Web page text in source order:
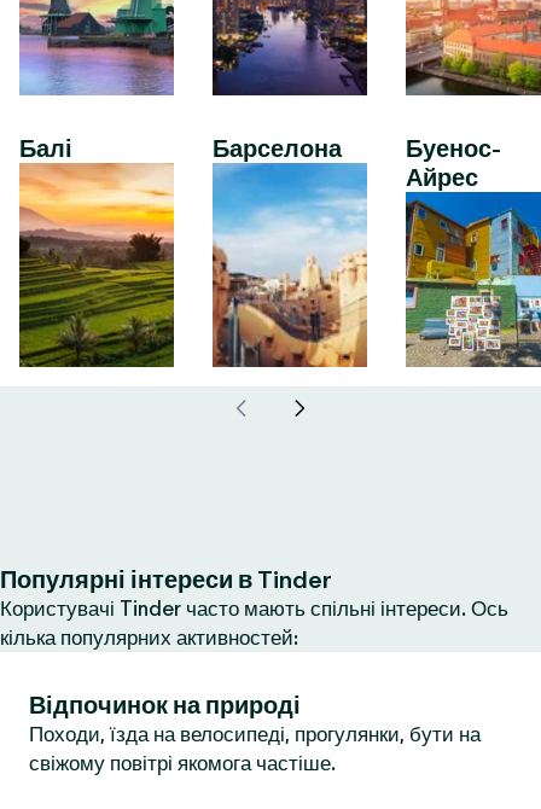
Балі Барселона
Буенос-
Айрес
Популярні інтереси в Tinder
Користувачі Tinder часто мають спільні інтереси. Ось
кілька популярних активностей:
Відпочинок на природі
Походи, їзда на велосипеді, прогулянки, бути на
свіжому повітрі якомога частіше.